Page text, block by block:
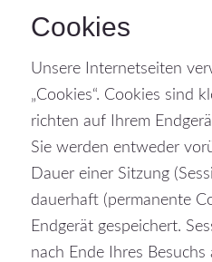
Cookies
Unsere Internetseiten
„Cookies“. Cookies sind
richten auf Ihrem
Sie werden entweder
Dauer einer Sitzung
dauerhaft (permanente
Endgerät gespeichert.
nach Ende Ihres